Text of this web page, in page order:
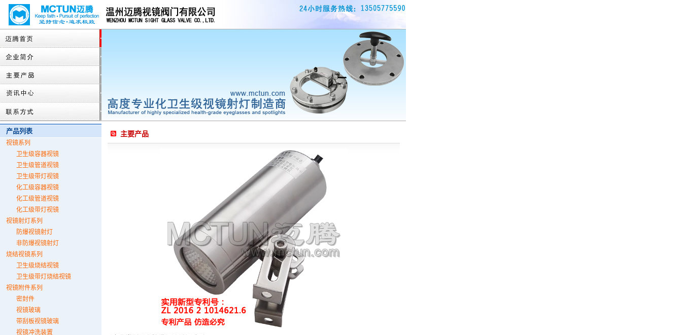
产品列表
视镜系列
卫生级容器视镜
卫生级管道视镜
卫生级带灯视镜
化工级容器视镜
化工级管道视镜
化工级带灯视镜
视镜射灯系列
防爆视镜射灯
非防爆视镜射灯
烧结视镜系列
卫生级烧结视镜
卫生级带灯烧结视镜
视镜附件系列
密封件
视镜玻璃
带刮板视镜玻璃
视镜冲洗装置
主要产品